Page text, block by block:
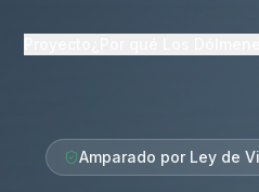
Amparado por Ley de